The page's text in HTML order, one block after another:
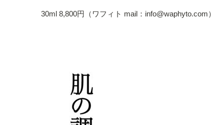
30ml 8,800円（ワフィト mail：info@waphyto.com）